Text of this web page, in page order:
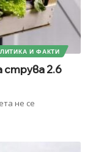
И ФАКТИ
струва 2.6
не се